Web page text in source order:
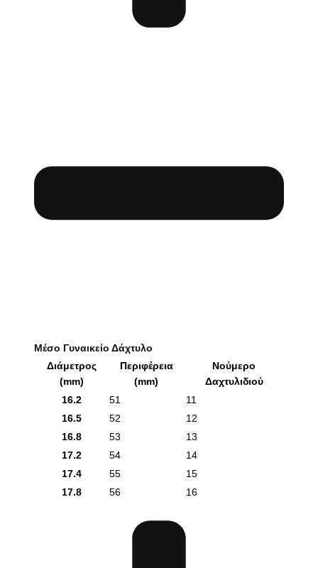
Μέσο Γυναικείο Δάχτυλο
Διάμετρος
(mm)
Περιφέρεια
(mm)
Νούμερο
Δαχτυλιδιού
16.2
51
11
16.5
52
12
16.8
53
13
17.2
54
14
17.4
55
15
17.8
56 16